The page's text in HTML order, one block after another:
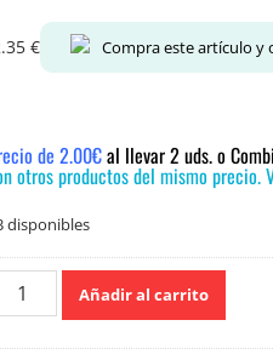
€ Compra este artículo y
de 2.00€al llevar 2 uds. o
otros productos del mismo precio.
disponibles
Añadir al carrito